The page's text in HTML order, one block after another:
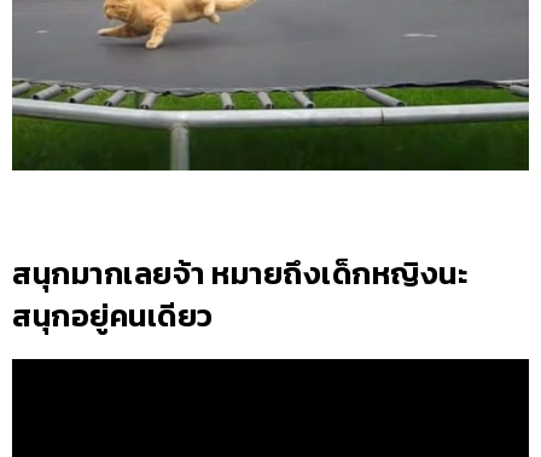
สนุกมากเลยจ้า หมายถึงเด็กหญิงนะ
สนุกอยู่คนเดียว